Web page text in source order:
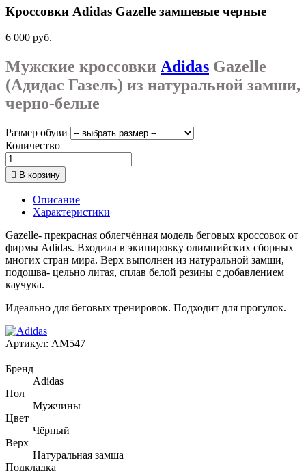
Кроссовки Adidas Gazelle замшевые черные
6 000 руб.
Мужские кроссовки Adidas Gazelle
(Адидас Газель) из натуральной замши,
черно-белые
Размер обуви
Количество
 В корзину
Описание
Характеристики
Gazelle- прекрасная облегчённая модель беговых кроссовок от
фирмы Adidas. Входила в экипировку олимпийских сборных
многих стран мира. Верх выполнен из натуральной замши,
подошва- цельно литая, сплав белой резины с добавлением
каучука.
Идеально для беговых тренировок. Подходит для прогулок.
Артикул: AM547
Бренд
Adidas
Пол
Мужчины
Цвет
Чёрный
Верх
Натуральная замша
Подкладка